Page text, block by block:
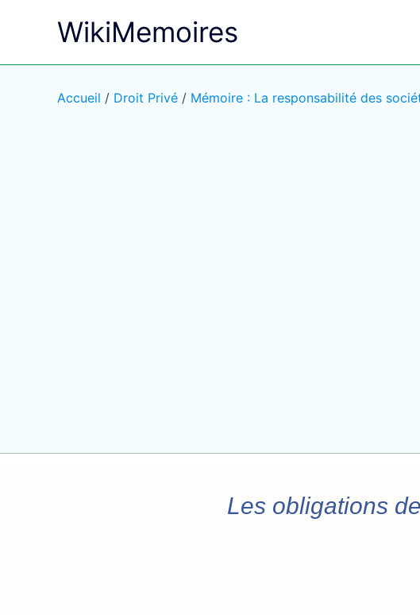
WikiMemoires
Accueil / Droit Privé / Mémoire : La responsabilité des
Les obligations